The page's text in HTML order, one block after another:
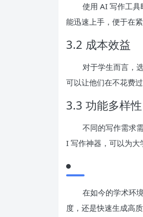
使用 AI 写作工
能迅速上手，便于在
3.2 成本效益
对于学生而言，
可以让他们在不花费
3.3 功能多样性
不同的写作需求
I 写作神器，可以为大
在如今的学术环
度，还是快速生成高